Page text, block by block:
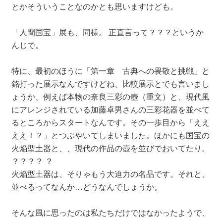
とかそういうことなのかとも思いますけども。
「人間国宝」展も、同様。 正直言って？？？というか
んじで。
特に、最初のほうに「第一章 古典への畏敬と挑戦」と
銘打った展示なんですけどね、比較展示とでも言いまし
ょうか、例えば本物の奈良三彩の壺（重文）と、現代風
にアレンジされている加藤卓男さんの三彩花器を並べて
るところからスタートなんです。その一歩目から「ええ
ええ！？」とつぶやいてしまいました。ほかにも国宝の
火焔型土器と、、現代の作品の壺を並びでおいてたり。
？？？？ ？
火焔型土器は、そりゃもう大迫力の名品です。それと、
並べるってなんか…どうなんでしょうか。
そんな風に思ったのは私たちだけではなかったようで、